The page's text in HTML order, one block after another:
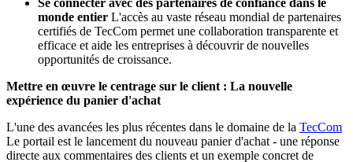
Se connecter avec des partenaires de confiance dans le
monde entier L'accès au vaste réseau mondial de partenaires
certifiés de TecCom permet une collaboration transparente et
efficace et aide les entreprises à découvrir de nouvelles
opportunités de croissance.
Mettre en œuvre le centrage sur le client : La nouvelle
expérience du panier d'achat
L'une des avancées les plus récentes dans le domaine de la TecCom
Le portail est le lancement du nouveau panier d'achat - une réponse
directe aux commentaires des clients et un exemple concret de